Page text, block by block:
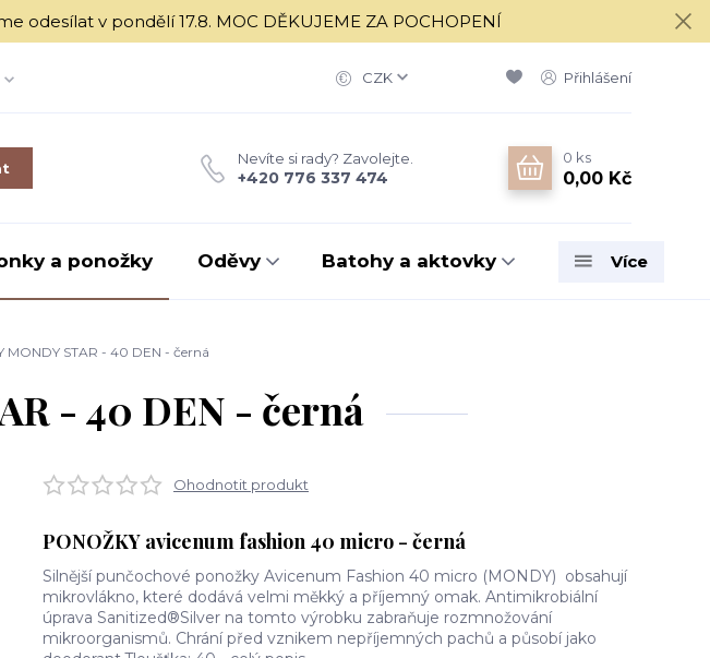
odesílat v pondělí 17.8. MOC DĚKUJEME ZA POCHOPENÍ
CZK Přihlášení
Nevíte si rady? Zavolejte.
+420 776 337 474
0 ks
0,00 Kč
a ponožky Oděvy Batohy a aktovky Více
MONDY STAR - 40 DEN - černá
- 40 DEN - černá
Ohodnotit produkt
PONOŽKY avicenum fashion 40 micro - černá
Silnější punčochové ponožky Avicenum Fashion 40 micro (MONDY) obsahují
mikrovlákno, které dodává velmi měkký a příjemný omak. Antimikrobiální
úprava Sanitized®Silver na tomto výrobku zabraňuje rozmnožování
mikroorganismů. Chrání před vznikem nepříjemných pachů a působí jako